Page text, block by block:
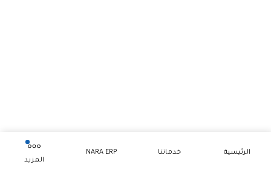
الرئيسية خدماتنا
NARA ERP
المزيد